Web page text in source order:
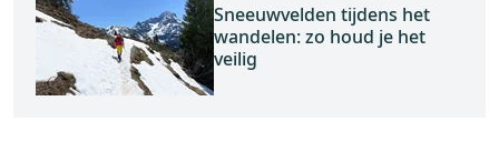
Sneeuwvelden tijdens het
wandelen: zo houd je het
veilig